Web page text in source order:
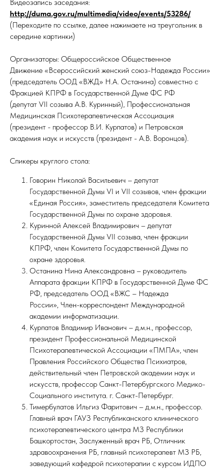
Видеозапись заседания:
http://duma.gov.ru/multimedia/video/events/53286/
(Переходите по ссылке, далее нажимаете на треугольник в
середине картинки)
Организаторы: Общероссийское Общественное
Движение «Всероссийский женский союз-Надежда России»
(председатель ООД «ВЖД» Н.А. Останина) совместно с
Фракцией КПРФ в Государственной Думе ФС РФ
(депутат VII созыва А.В. Куринный), Профессиональная
Медицинская Психотерапевтическая Ассоциация
(президент - профессор В.И. Курпатов) и Петровская
академия наук и искусств (президент - А.В. Воронцов).
Спикеры круглого стола:
Говорин Николай Васильевич – депутат
Государственной Думы VI и VII созывов, член фракции
«Единая Россия», заместитель председателя Комитета
Государственной Думы по охране здоровья.
Куринной Алексей Владимирович – депутат
Государственной Думы VII созыва, член фракции
КПРФ, член Комитета Государственной Думы по
охране здоровья.
Останина Нина Александровна – руководитель
Аппарата фракции КПРФ в Государственной Думе ФС
РФ, председатель ООД «ВЖС – Надежда
России», Член-корреспондент Международной
академии информатизации.
Курпатов Владимир Иванович – д.м.н., профессор,
президент Профессиональной Медицинской
Психотерапевтической Ассоциации «ПМПА», член
Правления Российского Общества Психиатров,
действительный член Петровской академии наук и
искусств, профессор Санкт-Петербургского Медико-
Социального института. г. Санкт-Петербург.
Тимербулатов Ильгиз Фаритович – д.м.н., профессор.
Главный врач ГАУЗ Республиканского клинического
психотерапевтического центра МЗ Республики
Башкортостан, Заслуженный врач РБ, Отличник
здравоохранения РБ, главный психотерапевт МЗ РБ,
заведующий кафедрой психотерапии с курсом ИДПО